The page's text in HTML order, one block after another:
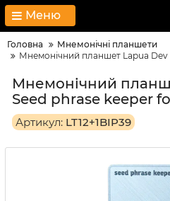
Меню
Головна
Мнемонічні планшети
Мнемонічний планшет Lapua Dev
Мнемонічний
Seed phrase keeper
Артикул: LT12+1BIP39